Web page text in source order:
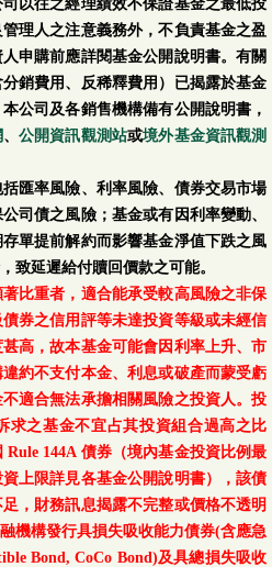
以往之經理績效不保證基金之最低投
理人之注意義務外，不負責基金之盈
申購前應詳閱基金公開說明書。有關
銷費用、反稀釋費用）已揭露於基金
公司及各銷售機構備有公開說明書，
、 公開資訊觀測站或境外基金資訊觀測
匯率風險、利率風險、債券交易市場
司債之風險；基金或有因利率變動、
單提前解約而影響基金淨值下跌之風
致延遲給付贖回價款之可能。
比重者，適合能承受較高風險之非保
券之信用評等未達投資等級或未經信
高，故本基金可能會因利率上升、市
約不支付本金、利息或破產而蒙受虧
適合無法承擔相關風險之投資人。投
求之基金不宜占其投資組合過高之比
144A 債券（境內基金投資比例最
上限詳見各基金公開說明書），該債
，財務訊息揭露不完整或價格不透明
機構發行具損失吸收能力債券(含應急
Bond, CoCo Bond)及具總損失吸收